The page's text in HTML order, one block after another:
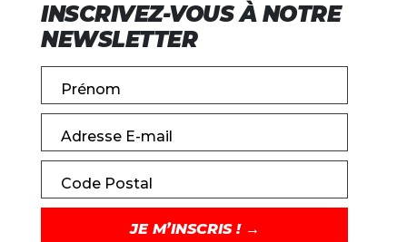
INSCRIVEZ-VOUS À NOTRE
NEWSLETTER
Prénom
Adresse E-mail
Code Postal